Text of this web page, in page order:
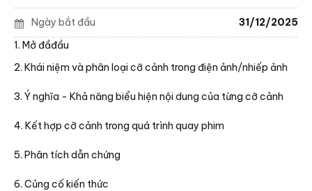
1. Mở đầđầu
2. Khái niệm và phân loại cỡ cảnh trong điện ảnh/nhiếp ảnh
3. Ý nghĩa - Khả năng biểu hiện nội dung của từng cỡ cảnh
4. Kết hợp cỡ cảnh trong quá trình quay phim
5. Phân tích dẫn chứng
6. Củng cố kiến thức
Ngày bắt đầu 31/12/2025